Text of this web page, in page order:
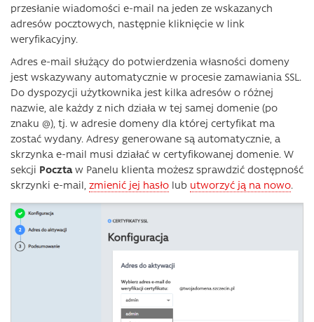
przesłanie wiadomości e-mail na jeden ze wskazanych
adresów pocztowych, następnie kliknięcie w link
weryfikacyjny.
Adres e-mail służący do potwierdzenia własności domeny
jest wskazywany automatycznie w procesie zamawiania SSL.
Do dyspozycji użytkownika jest kilka adresów o różnej
nazwie, ale każdy z nich działa w tej samej domenie (po
znaku @), tj. w adresie domeny dla której certyfikat ma
zostać wydany. Adresy generowane są automatycznie, a
skrzynka e-mail musi działać w certyfikowanej domenie. W
sekcji Pocztaw Panelu klienta możesz sprawdzić dostępność
skrzynki e-mail, zmienić jej hasło lub utworzyć ją na nowo.